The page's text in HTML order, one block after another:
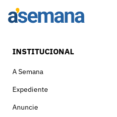
INSTITUCIONAL
A Semana
Expediente
Anuncie